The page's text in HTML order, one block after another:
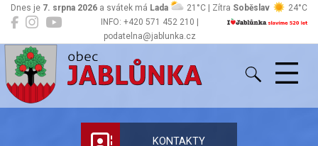
INFO: +420 571 452 210 |
podatelna@jablunka.cz
Dnes je 7. srpna 2026 a svátek má Lada 21°C | Zítra Soběslav 24°C
Jablůnka
Oficiální stránky
KONTAKTY